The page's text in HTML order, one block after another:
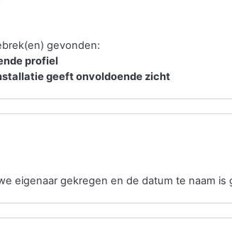
gevonden:
profiel
geeft onvoldoende zicht
eigenaar gekregen en de datum te naam is